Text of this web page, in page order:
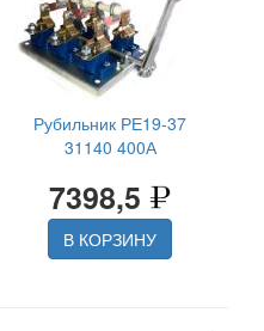
Рубильник РЕ19-37
31140 400А
7398,5
В КОРЗИНУ